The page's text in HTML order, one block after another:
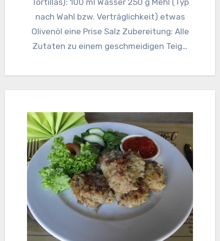
Tortillas): 100 ml Wasser 250 g Mehl (Typ
nach Wahl bzw. Verträglichkeit) etwas
Olivenöl eine Prise Salz Zubereitung: Alle
Zutaten zu einem geschmeidigen Teig…